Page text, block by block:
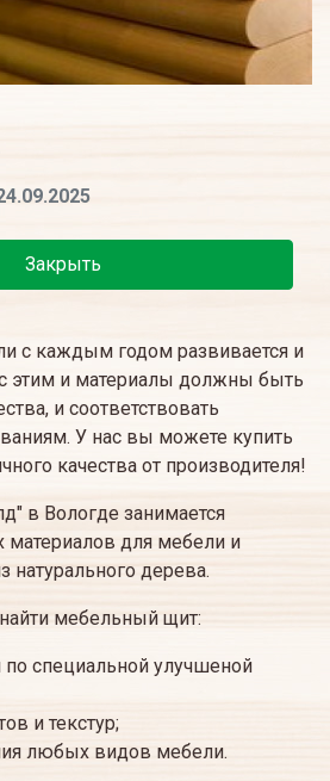
Закрыть
с каждым годом развивается и
этим и материалы должны быть
и соответствовать
У нас вы можете купить
качества от производителя!
в Вологде занимается
материалов для мебели и
натурального дерева.
мебельный щит:
по специальной улучшеной
и текстур;
любых видов мебели.